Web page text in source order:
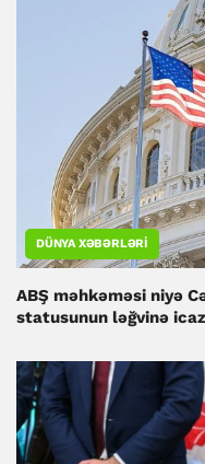
DÜNYA XƏBƏRLƏRI
ABŞ məhkəməsi niyə
statusunun ləğvinə